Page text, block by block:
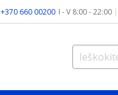
+370 660 00200 I - V 8:00 - 22:00 |